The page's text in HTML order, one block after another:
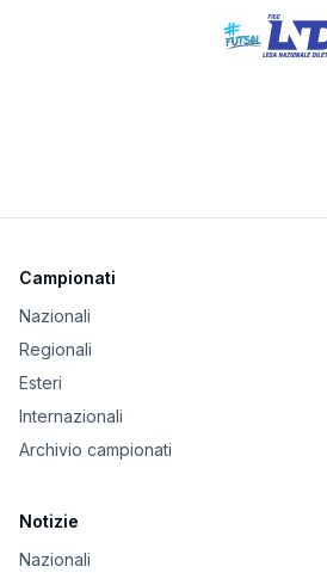
Campionati
Nazionali
Regionali
Esteri
Internazionali
Archivio campionati
Notizie
Nazionali